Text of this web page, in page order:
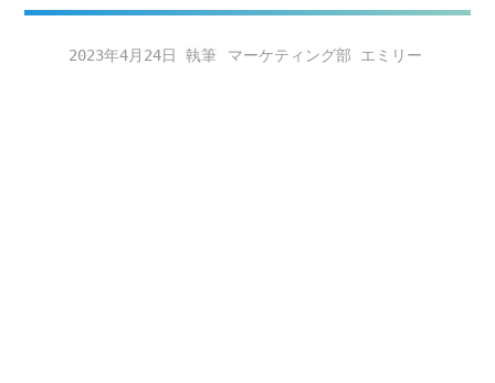
2023年4月24日 マーケティング部 エミリー